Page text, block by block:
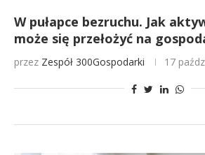
W pułapce bezruchu. Jak
może się przełożyć na
przez Zespół 300Gospodarki 17